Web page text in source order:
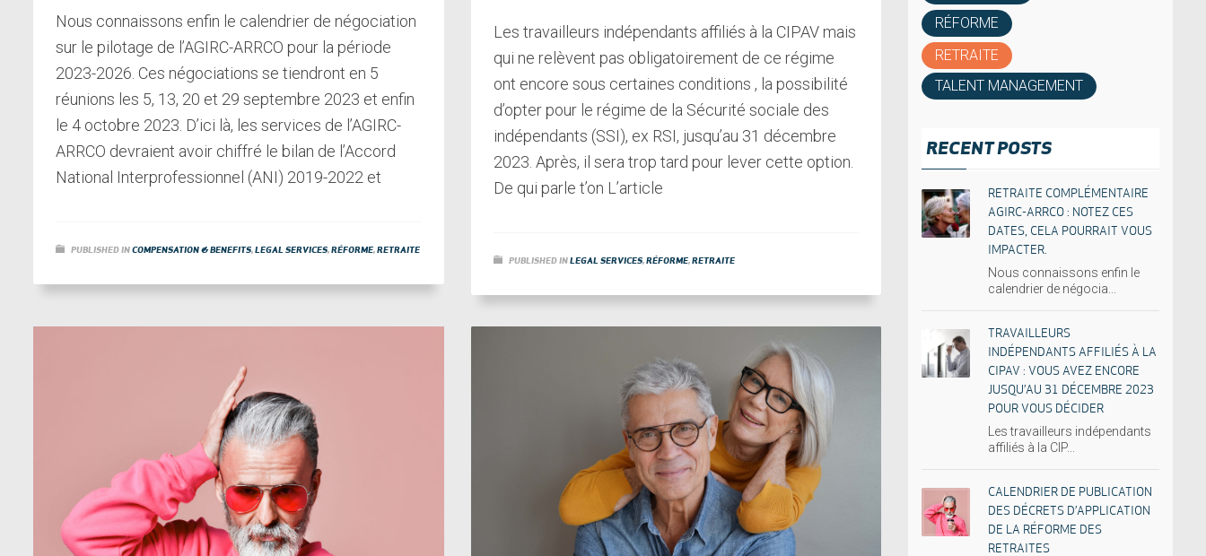
Nous connaissons enfin le calendrier de négociation
sur le pilotage de l’AGIRC-ARRCO pour la période
2023-2026. Ces négociations se tiendront en 5
réunions les 5, 13, 20 et 29 septembre 2023 et enfin
le 4 octobre 2023. D’ici là, les services de l’AGIRC-
ARRCO devraient avoir chiffré le bilan de l’Accord
National Interprofessionnel (ANI) 2019-2022 et
PUBLISHED INCOMPENSATION & BENEFITS,LEGAL SERVICES,RÉFORME,RETRAITE
Les travailleurs indépendants affiliés à la CIPAV mais
qui ne relèvent pas obligatoirement de ce régime
ont encore sous certaines conditions , la possibilité
d’opter pour le régime de la Sécurité sociale des
indépendants (SSI), ex RSI, jusqu’au 31 décembre
2023. Après, il sera trop tard pour lever cette option.
De qui parle t’on L’article
PUBLISHED IN LEGAL SERVICES,RÉFORME,RETRAITE
RÉFORME
RETRAITE
TALENT MANAGEMENT
RECENT POSTS
RETRAITE COMPLÉMENTAIRE
AGIRC-ARRCO : NOTEZ CES
DATES, CELA POURRAIT VOUS
IMPACTER.
Nous connaissons enfin le
calendrier de négocia...
TRAVAILLEURS
INDÉPENDANTS AFFILIÉS À LA
CIPAV : VOUS AVEZ ENCORE
JUSQU’AU 31 DÉCEMBRE 2023
POUR VOUS DÉCIDER
Les travailleurs indépendants
affiliés à la CIP...
CALENDRIER DE PUBLICATION
DES DÉCRETS D’APPLICATION
DE LA RÉFORME DES
RETRAITES